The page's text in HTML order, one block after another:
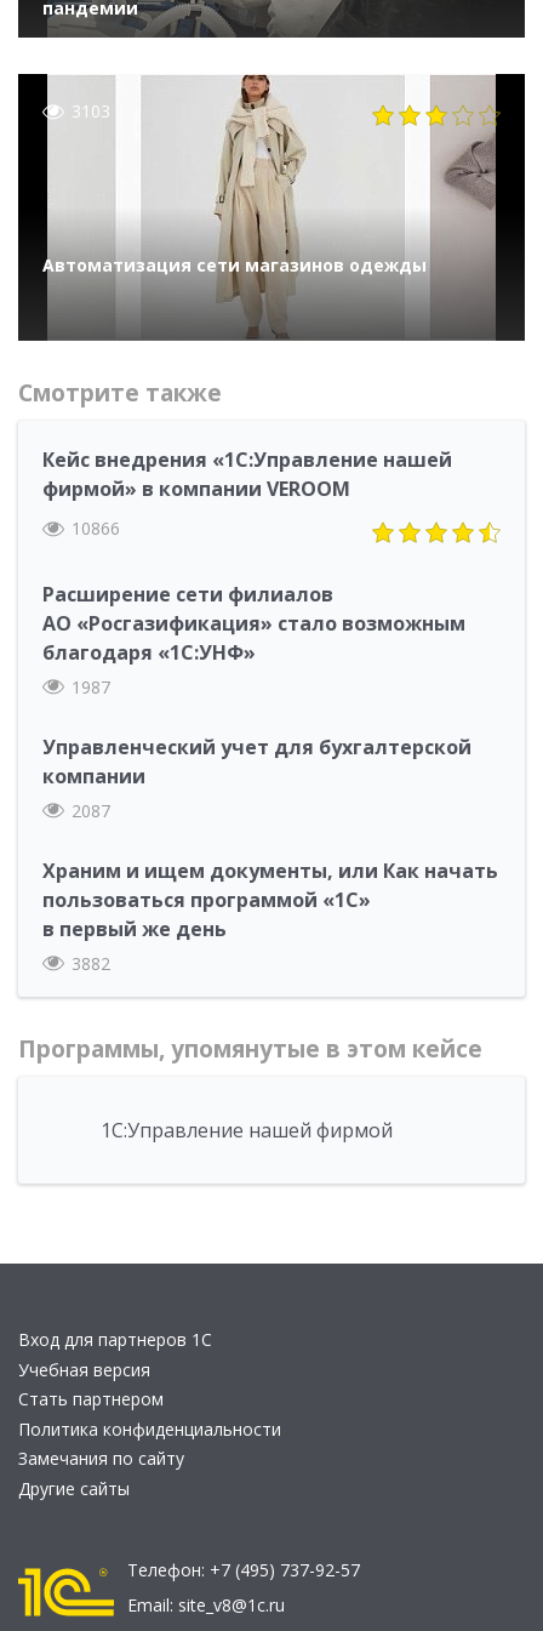
пандемии
3103
Автоматизация сети магазинов одежды
Смотрите также
Кейс внедрения «1С:Управление нашей
фирмой» в компании VEROOM
10866
Расширение сети филиалов
АО «Росгазификация» стало возможным
благодаря «1С:УНФ»
1987
Управленческий учет для бухгалтерской
компании
2087
Храним и ищем документы, или Как начать
пользоваться программой «1С»
в первый же день
3882
Программы, упомянутые в этом кейсе
1С:Управление нашей фирмой
Вход для партнеров 1С
Учебная версия
Стать партнером
Политика конфиденциальности
Замечания по сайту
Другие сайты
Телефон: +7 (495) 737-92-57
Email: site_v8@1c.ru